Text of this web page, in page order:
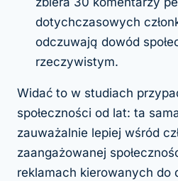
dotychczasowych
odczuwają dowód
rzeczywistym.
Widać to w studiach
społeczności od lat: ta
zauważalnie lepiej wśród
zaangażowanej
reklamach kierowanych do